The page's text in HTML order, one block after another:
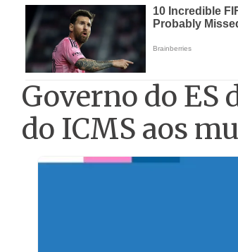
Governo do ES
do ICMS aos